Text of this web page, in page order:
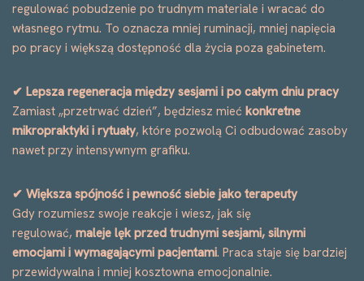
regulować pobudzenie po trudnym materiale i wracać do
własnego rytmu. To oznacza mniej ruminacji, mniej napięcia
po pracy i większą dostępność dla życia poza gabinetem.
✔ Lepsza regeneracja między sesjami i po całym dniu pracy
Zamiast „przetrwać dzień”, będziesz mieć konkretne
mikropraktyki i rytuały, które pozwolą Ci odbudować zasoby
nawet przy intensywnym grafiku.
✔ Większa spójność i pewność siebie jako terapeuty
Gdy rozumiesz swoje reakcje i wiesz, jak się
regulować, maleje lęk przed trudnymi sesjami, silnymi
emocjami i wymagającymi pacjentami. Praca staje się bardziej
przewidywalna i mniej kosztowna emocjonalnie.